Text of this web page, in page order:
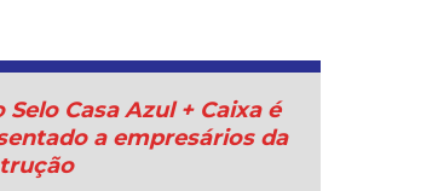
Selo Casa Azul + Caixa é
a empresários da